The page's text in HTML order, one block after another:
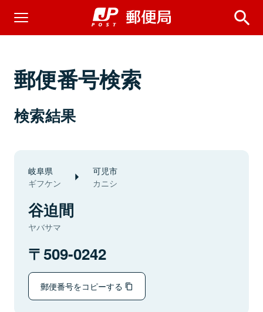
郵便番号検索
検索結果
岐阜県
ギフケン
可児市
カニシ
谷迫間
ヤバサマ
509-0242
郵便番号をコピーする